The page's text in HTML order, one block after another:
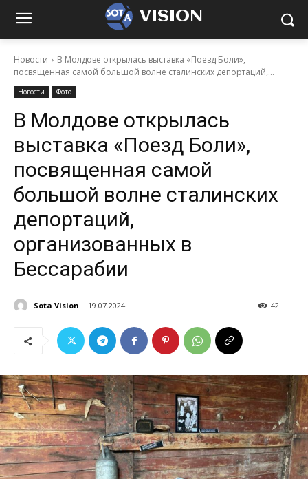
VISION
Новости
В Молдове открылась выставка «Поезд Боли»,
посвященная самой большой волне сталинских депортаций,...
Новости Фото
В Молдове открылась
выставка «Поезд Боли»,
посвященная самой
большой волне сталинских
депортаций,
организованных в
Бессарабии
Sota Vision 19.07.2024 42